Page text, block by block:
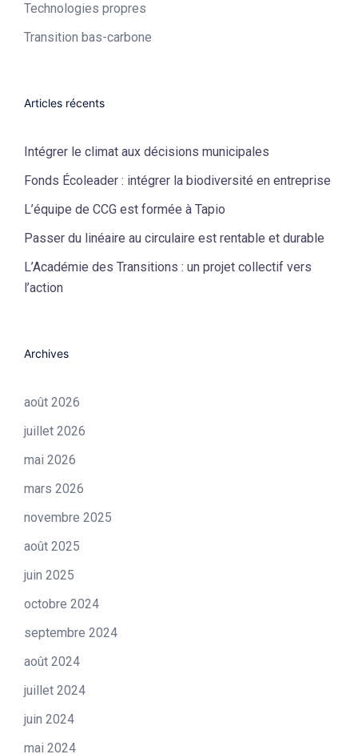
Technologies propres​
Transition bas-carbone
Articles récents
Intégrer le climat aux décisions municipales
Fonds Écoleader : intégrer la biodiversité en entreprise
L’équipe de CCG est formée à Tapio
Passer du linéaire au circulaire est rentable et durable
L’Académie des Transitions : un projet collectif vers
l’action
Archives
août 2026
juillet 2026
mai 2026
mars 2026
novembre 2025
août 2025
juin 2025
octobre 2024
septembre 2024
août 2024
juillet 2024
juin 2024
mai 2024